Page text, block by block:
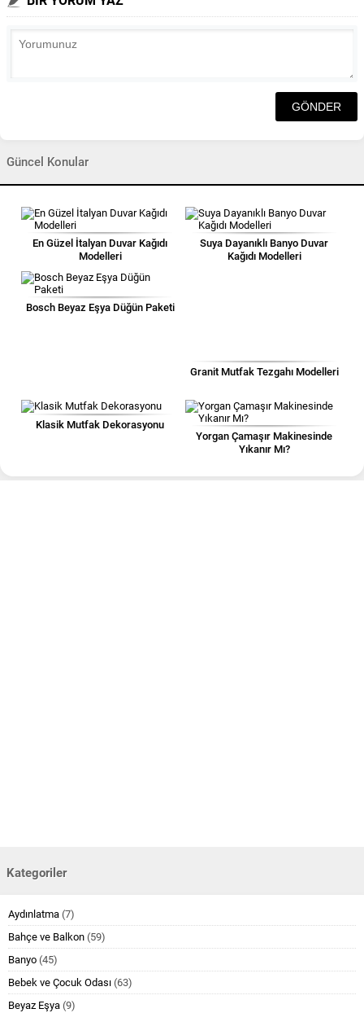
Güncel Konular
En Güzel İtalyan Duvar Kağıdı
Modelleri
Suya Dayanıklı Banyo Duvar
Kağıdı Modelleri
Bosch Beyaz Eşya Düğün Paketi
Granit Mutfak Tezgahı Modelleri
Klasik Mutfak Dekorasyonu
Yorgan Çamaşır Makinesinde
Yıkanır Mı?
Kategoriler
Aydınlatma (7)
Bahçe ve Balkon (59)
Banyo (45)
Bebek ve Çocuk Odası (63)
Beyaz Eşya (9)